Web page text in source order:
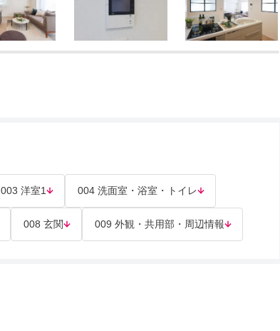
003 洋室1 004 洗面室・浴室・トイレ
008 玄関 009 外観・共用部・周辺情報